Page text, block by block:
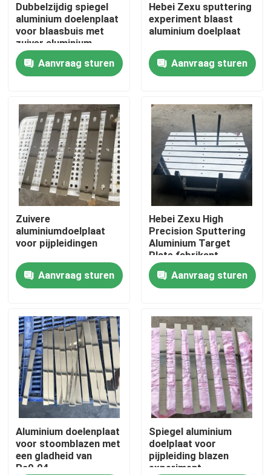
Huis
Producten
Video's
VR toon
Ongeveer ons
Fabrieksreis
Kwaliteitscontrole
Contacteer ons
Nieuws
Verzoek om een Citaat
Dubbelzijdig spiegel
aluminium doelenplaat
voor blaasbuis met
zuiver aluminium
doelenplaat
Aanvraag sturen
Hebei Zexu sputtering
experiment blaast
aluminium doelplaat
Aanvraag sturen
Zuivere
aluminiumdoelplaat
voor pijpleidingen
Aanvraag sturen
Hebei Zexu High
Precision Sputtering
Aluminium Target
Plate fabrikant
Aanvraag sturen
Aluminium doelenplaat
voor stoomblazen met
een gladheid van
Ra0.04
Spiegel aluminium
doelplaat voor
pijpleiding blazen
experiment